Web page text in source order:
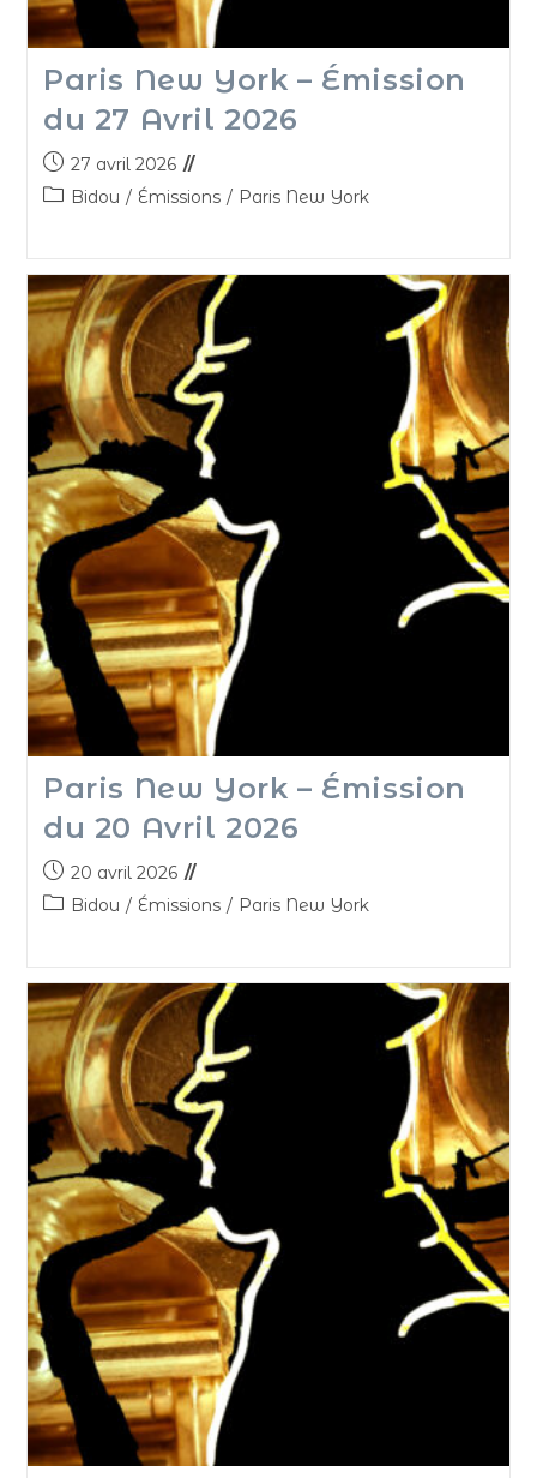
Paris New York – Émission
du 27 Avril 2026
27 avril 2026
Bidou / Émissions / Paris New York
Paris New York – Émission
du 20 Avril 2026
20 avril 2026
Bidou / Émissions / Paris New York